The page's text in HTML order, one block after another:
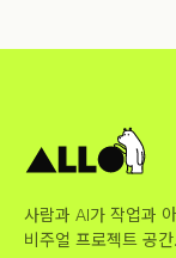
사람과 AI가 작업과
비주얼 프로젝트 공간.